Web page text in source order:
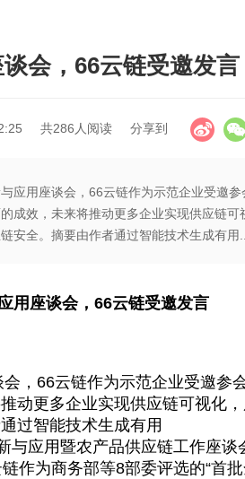
会，66云链受邀发言
共286人阅读 分享到
应用座谈会，66云链作为示范企业受邀
成效，未来将推动更多企业实现供应链可
安全。摘要由作者通过智能技术生成有用
用座谈会，66云链受邀发言
66云链作为示范企业受邀参
动更多企业实现供应链可视化
过智能技术生成有用
应用暨农产品供应链工作座谈
作为商务部等8部委评选的“首